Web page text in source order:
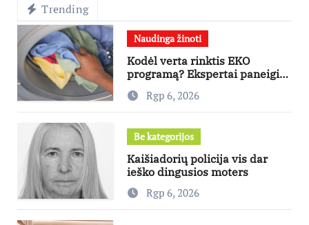
Trending
Naudinga žinoti
Kodėl verta rinktis EKO
programą? Ekspertai paneigia
dažniausius mitus
Rgp 6, 2026
Be kategorijos
Kaišiadorių policija vis dar
ieško dingusios moters
Rgp 6, 2026